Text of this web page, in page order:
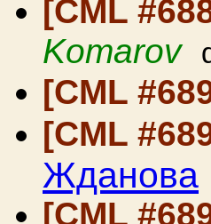
[CML
Komarov
[CML
[CML
Жданова
[CML